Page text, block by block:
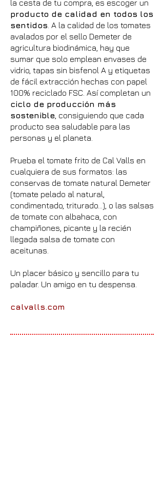
la cesta de tu compra, es escoger un
producto de calidad en todos los
sentidos . A la calidad de los tomates
avalados por el sello Demeter de
agricultura biodinámica, hay que
sumar que solo emplean envases de
vidrio, tapas sin bisfenol A y etiquetas
de fácil extracción hechas con papel
100% reciclado FSC. Así completan un
ciclo de producción más
sostenible , consiguiendo que cada
producto sea saludable para las
personas y el planeta.
Prueba el tomate frito de Cal Valls en
cualquiera de sus formatos: las
conservas de tomate natural Demeter
(tomate pelado al natural,
condimentado, triturado…), o las salsas
de tomate con albahaca, con
champiñones, picante y la recién
llegada salsa de tomate con
aceitunas.
Un placer básico y sencillo para tu
paladar. Un amigo en tu despensa.
calvalls.com